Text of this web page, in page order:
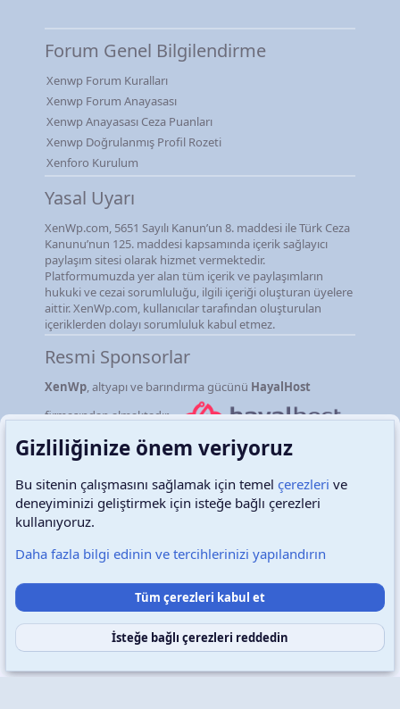
Forum Genel Bilgilendirme
Xenwp Forum Kuralları
Xenwp Forum Anayasası
Xenwp Anayasası Ceza Puanları
Xenwp Doğrulanmış Profil Rozeti
Xenforo Kurulum
Yasal Uyarı
XenWp.com, 5651 Sayılı Kanun’un 8. maddesi ile Türk Ceza
Kanunu’nun 125. maddesi kapsamında içerik sağlayıcı
paylaşım sitesi olarak hizmet vermektedir.
Platformumuzda yer alan tüm içerik ve paylaşımların
hukuki ve cezai sorumluluğu, ilgili içeriği oluşturan üyelere
aittir. XenWp.com, kullanıcılar tarafından oluşturulan
içeriklerden dolayı sorumluluk kabul etmez.
Resmi Sponsorlar
XenWp, altyapı ve barındırma gücünü HayalHost
firmasından almaktadır.
Türkçe (TR) Çerezler
Destek talepleri Bize ulaşın Şartlar ve kurallar
Gizlilik politikası Yardım Ana sayfa
S
Copyright © 2026 XenWp Telif Hakları Saklıdır
Gizliliğinize önem veriyoruz
Bu sitenin çalışmasını sağlamak için temel çerezleri ve
deneyiminizi geliştirmek için isteğe bağlı çerezleri
kullanıyoruz.
Daha fazla bilgi edinin ve tercihlerinizi yapılandırın
Tüm çerezleri kabul et
İsteğe bağlı çerezleri reddedin